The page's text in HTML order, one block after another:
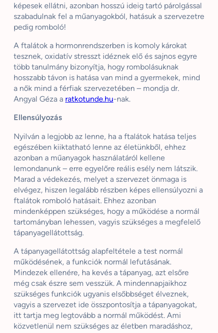
képesek ellátni, azonban hosszú ideig tartó párolgással
szabadulnak fel a műanyagokból, hatásuk a szervezetre
pedig romboló!
A ftalátok a hormonrendszerben is komoly károkat
tesznek, oxidatív stresszt idéznek elő és sajnos egyre
több tanulmány bizonyítja, hogy rombolásuknak
hosszabb távon is hatása van mind a gyermekek, mind
a nők mind a férfiak szervezetében – mondja dr.
Angyal Géza a ratkotunde.hu-nak.
Ellensúlyozás
Nyilván a legjobb az lenne, ha a ftalátok hatása teljes
egészében kiiktatható lenne az életünkből, ehhez
azonban a műanyagok használatáról kellene
lemondanunk – erre egyelőre reális esély nem látszik.
Marad a védekezés, melyet a szervezet önmaga is
elvégez, hiszen legalább részben képes ellensúlyozni a
ftalátok romboló hatásait. Ehhez azonban
mindenképpen szükséges, hogy a működése a normál
tartományban lehessen, vagyis szükséges a megfelelő
tápanyagellátottság.
A tápanyagellátottság alapfeltétele a test normál
működésének, a funkciók normál lefutásának.
Mindezek ellenére, ha kevés a tápanyag, azt elsőre
még csak észre sem vesszük. A mindennapjaikhoz
szükséges funkciók ugyanis elsőbbséget élveznek,
vagyis a szervezet ide összpontosítja a tápanyagokat,
itt tartja meg legtovább a normál működést. Ami
közvetlenül nem szükséges az életben maradáshoz,